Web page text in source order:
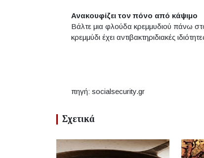
Ανακουφίζει τον πόνο από κάψιμο
Βάλτε μια φλούδα κρεμμυδιού πάνω
κρεμμύδι έχει αντιβακτηριδιακές
πηγή: socialsecurity.gr
Σχετικά